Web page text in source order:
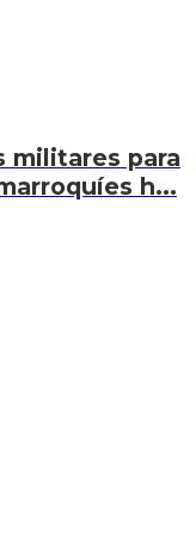
militares para
h...